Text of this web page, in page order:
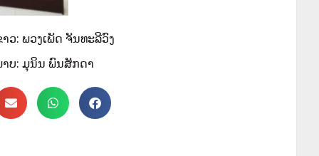
ວ: ພວງເພັດ ຈັນທະລີວົງ
ບ: ມຸນິນ ພົນສັກດາ